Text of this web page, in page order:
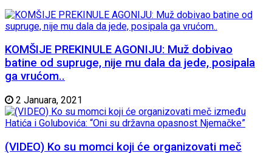
KOMŠIJE PREKINULE AGONIJU: Muž dobivao
batine od supruge, nije mu dala da jede, posipala
ga vrućom..
2 Januara, 2021
(VIDEO) Ko su momci koji će organizovati meč